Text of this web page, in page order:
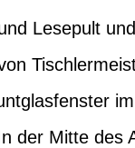
Lesepult
der Mitte des